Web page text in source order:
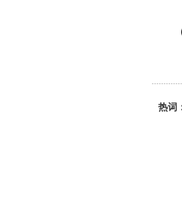
（
热词